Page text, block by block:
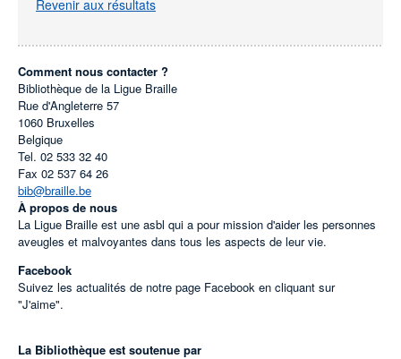
Revenir aux résultats
Comment nous contacter ?
Bibliothèque de la Ligue Braille
Rue d'Angleterre 57
1060 Bruxelles
Belgique
Tel. 02 533 32 40
Fax 02 537 64 26
bib@braille.be
À propos de nous
La Ligue Braille est une asbl qui a pour mission d'aider les personnes
aveugles et malvoyantes dans tous les aspects de leur vie.
Facebook
Suivez les actualités de notre page Facebook en cliquant sur
"J'aime".
La Bibliothèque est soutenue par